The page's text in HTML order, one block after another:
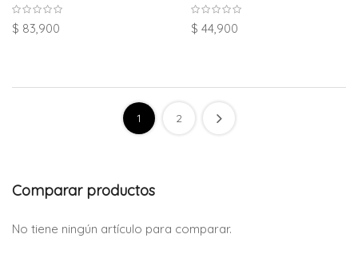
$ 83,900 $ 44,900
1 2
Comparar productos
No tiene ningún artículo para comparar.